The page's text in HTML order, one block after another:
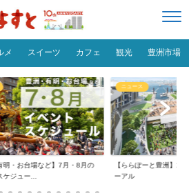
メ スイーツ カフェ 観光 豊洲市場
明・お台場など】7月・8月の
ジュー...
ニュース
【ららぽーと豊洲】
ーアル